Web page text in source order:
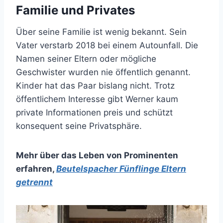
Familie und Privates
Über seine Familie ist wenig bekannt. Sein
Vater verstarb 2018 bei einem Autounfall. Die
Namen seiner Eltern oder mögliche
Geschwister wurden nie öffentlich genannt.
Kinder hat das Paar bislang nicht. Trotz
öffentlichem Interesse gibt Werner kaum
private Informationen preis und schützt
konsequent seine Privatsphäre.
Mehr über das Leben von Prominenten
erfahren, Beutelspacher Fünflinge Eltern
getrennt